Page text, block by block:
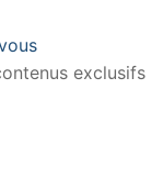
exclusifs